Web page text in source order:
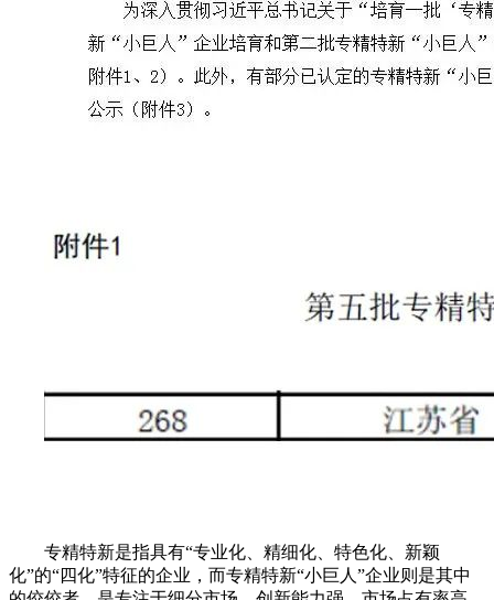
专精特新是指具有“专业化、精细化、特色化、新颖
化”的“四化”特征的企业，而专精特新“小巨人”企业则是其中